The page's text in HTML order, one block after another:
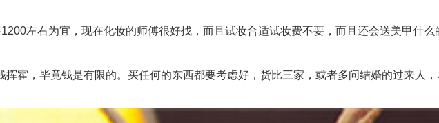
左右为宜，现在化妆的师傅很好找，而且试妆合适试妆费不要，而且还会送美甲什么
，毕竟钱是有限的。买任何的东西都要考虑好，货比三家，或者多问结婚的过来人